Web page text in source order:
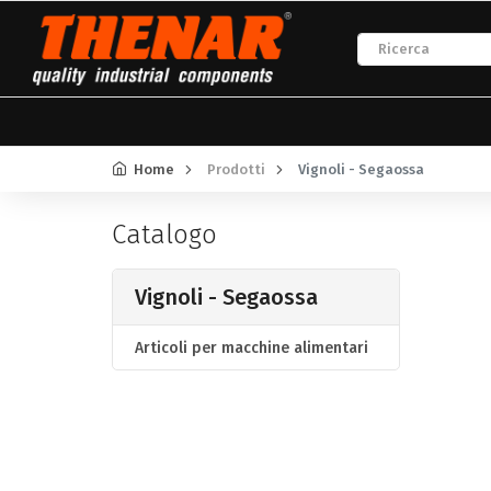
Home Prodotti Vignoli - Segaossa
Catalogo
Vignoli - Segaossa
Articoli per macchine alimentari